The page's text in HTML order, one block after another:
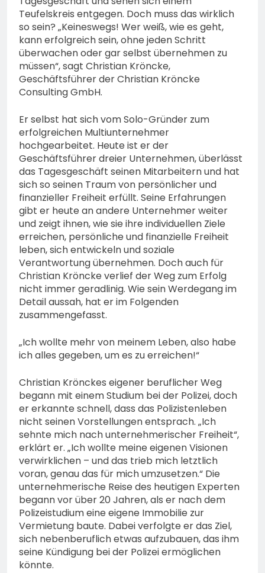
Teufelskreis entgegen. Doch muss das wirklich
so sein? „Keineswegs! Wer weiß, wie es geht,
kann erfolgreich sein, ohne jeden Schritt
überwachen oder gar selbst übernehmen zu
müssen“, sagt Christian Kröncke,
Geschäftsführer der Christian Kröncke
Consulting GmbH.
Er selbst hat sich vom Solo-Gründer zum
erfolgreichen Multiunternehmer
hochgearbeitet. Heute ist er der
Geschäftsführer dreier Unternehmen, überlässt
das Tagesgeschäft seinen Mitarbeitern und hat
sich so seinen Traum von persönlicher und
finanzieller Freiheit erfüllt. Seine Erfahrungen
gibt er heute an andere Unternehmer weiter
und zeigt ihnen, wie sie ihre individuellen Ziele
erreichen, persönliche und finanzielle Freiheit
leben, sich entwickeln und soziale
Verantwortung übernehmen. Doch auch für
Christian Kröncke verlief der Weg zum Erfolg
nicht immer geradlinig. Wie sein Werdegang im
Detail aussah, hat er im Folgenden
zusammengefasst.
„Ich wollte mehr von meinem Leben, also habe
ich alles gegeben, um es zu erreichen!“
Christian Krönckes eigener beruflicher Weg
begann mit einem Studium bei der Polizei, doch
er erkannte schnell, dass das Polizistenleben
nicht seinen Vorstellungen entsprach. „Ich
sehnte mich nach unternehmerischer Freiheit“,
erklärt er. „Ich wollte meine eigenen Visionen
verwirklichen – und das trieb mich letztlich
voran, genau das für mich umzusetzen.“ Die
unternehmerische Reise des heutigen Experten
begann vor über 20 Jahren, als er nach dem
Polizeistudium eine eigene Immobilie zur
Vermietung baute. Dabei verfolgte er das Ziel,
sich nebenberuflich etwas aufzubauen, das ihm
seine Kündigung bei der Polizei ermöglichen
könnte.